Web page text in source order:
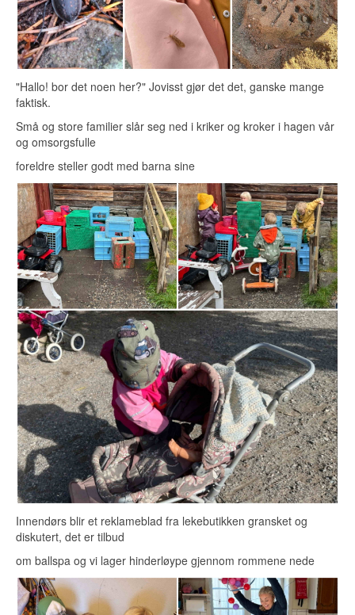
"Hallo! bor det noen her?" Jovisst gjør det det, ganske mange
faktisk.
Små og store familier slår seg ned i kriker og kroker i hagen vår
og omsorgsfulle
foreldre steller godt med barna sine
Innendørs blir et reklameblad fra lekebutikken gransket og
diskutert, det er tilbud
om ballspa og vi lager hinderløype gjennom rommene nede